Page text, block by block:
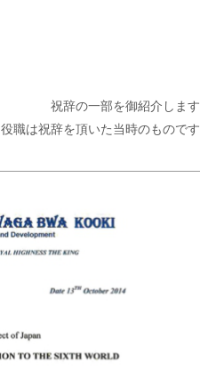
祝辞の一部を御紹介します
役職は祝辞を頂いた当時のものです